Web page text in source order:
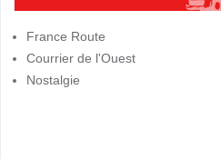
France Route
Courrier de l'Ouest
Nostalgie